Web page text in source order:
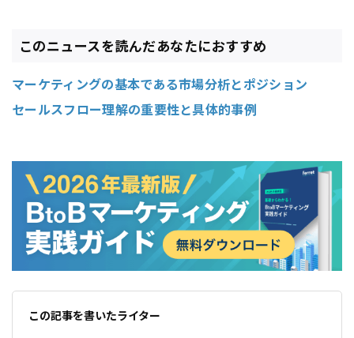
このニュースを読んだあなたにおすすめ
マーケティングの基本である市場分析とポジション
セールスフロー理解の重要性と具体的事例
この記事を書いたライター